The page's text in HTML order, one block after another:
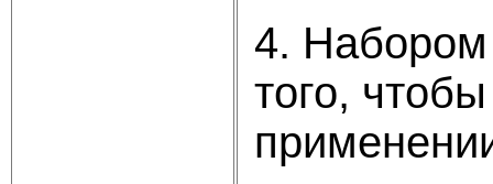
4. Набором
того,